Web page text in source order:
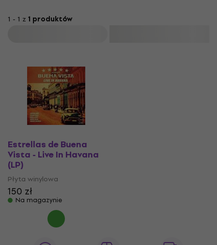
1 - 1 z 1 produktów
Estrellas de Buena
Vista - Live In Havana
(LP)
Płyta winylowa
150 zł
Na magazynie